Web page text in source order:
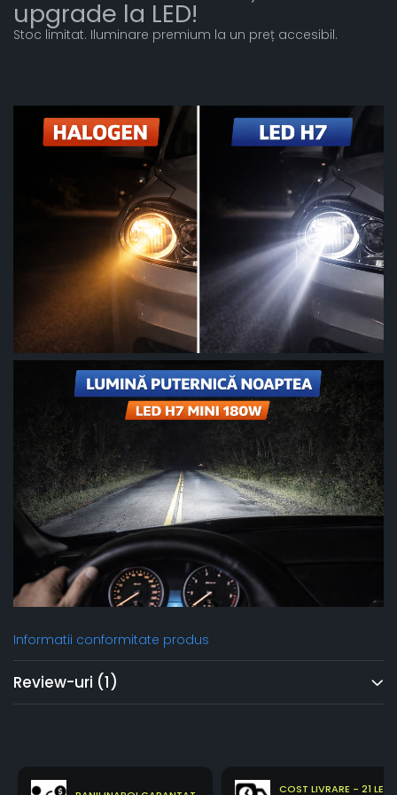
upgrade la LED!
Stoc limitat. Iluminare premium la un preț accesibil.
Informatii conformitate produs
Review-uri (1)
COST LIVRARE - 21 LEI